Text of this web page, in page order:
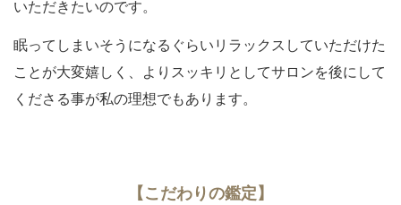
いただきたいのです。
眠ってしまいそうになるぐらいリラックスしていただけた
ことが大変嬉しく、よりスッキリとしてサロンを後にして
くださる事が私の理想でもあります。
【こだわりの鑑定】